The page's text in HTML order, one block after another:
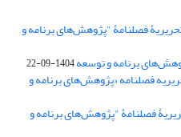
فصلنامۀ "پژوهش‌های برنامه و
برنامه و توسعه1404-09-22
فصلنامه «پژوهش‌های برنامه و
فصلنامۀ "پژوهش‌های برنامه و